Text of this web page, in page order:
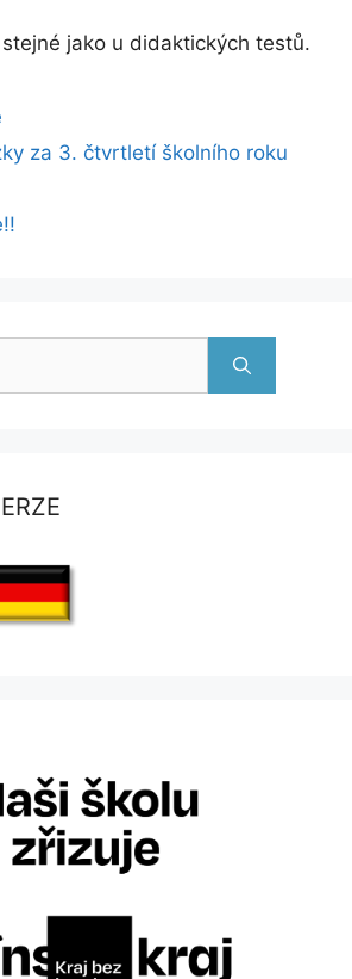
jako u didaktických testů.
za 3. čtvrtletí školního roku